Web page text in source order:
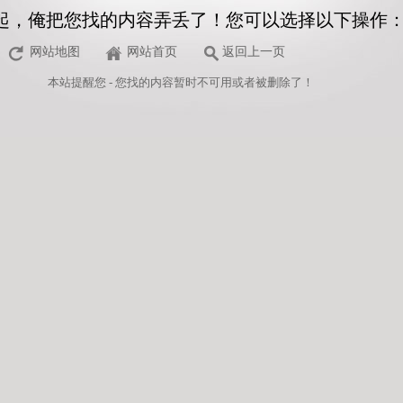
，俺把您找的内容弄丢了！您可以选择以下操作
网站地图 网站首页 返回上一页
本站提醒您 - 您找的内容暂时不可用或者被删除了！